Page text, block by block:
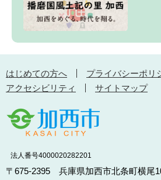
はじめての方へ
プライバシーポリ
アクセシビリティ
サイトマップ
法人番号4000020282201
〒675-2395 兵庫県加西市北条町横尾